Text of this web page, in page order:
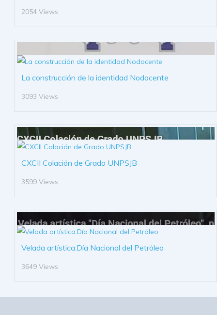
2054 Views
La construcción de la identidad Nodocente
3093 Views
CXCII Colación de Grado UNPSJB
3599 Views
Velada artística:Día Nacional del Petróleo
3649 Views